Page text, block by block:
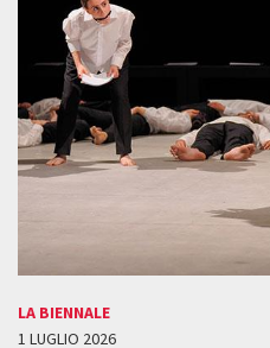
LA BIENNALE
1 LUGLIO 2026